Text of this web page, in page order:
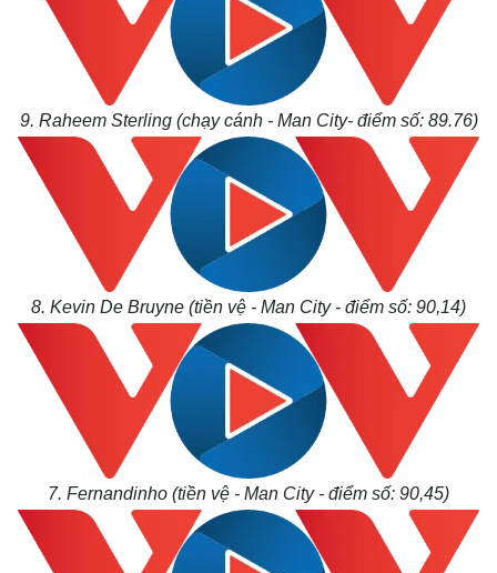
Thế giới
Quan sát
Cuộc sống đó đây
Hồ sơ
Multimedia
Video
E-Magazine
Infographic
9. Raheem Sterling (chạy cánh - Man City- điểm số: 89.76)
8. Kevin De Bruyne (tiền vệ - Man City - điểm số: 90,14)
7. Fernandinho (tiền vệ - Man City - điểm số: 90,45)